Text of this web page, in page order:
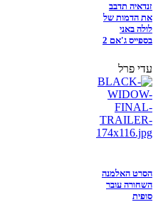
זנדאיה תדבב
את הדמות של
לולה באני
בספייס ג'אם 2
עדי פרל
הסרט האלמנה
השחורה עובר
סופית